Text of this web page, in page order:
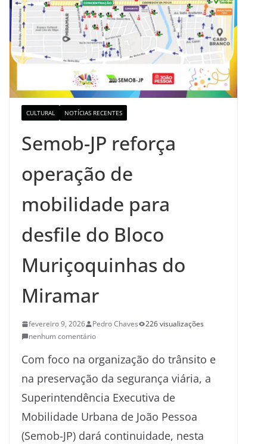
CULTURAL NOTÍCIAS RECENTES
Semob-JP reforça
operação de
mobilidade para
desfile do Bloco
Muriçoquinhas do
Miramar
fevereiro 9, 2026 Pedro Chaves
226 visualizações
nenhum comentário
Com foco na organização do trânsito e
na preservação da segurança viária, a
Superintendência Executiva de
Mobilidade Urbana de João Pessoa
(Semob-JP) dará continuidade, nesta